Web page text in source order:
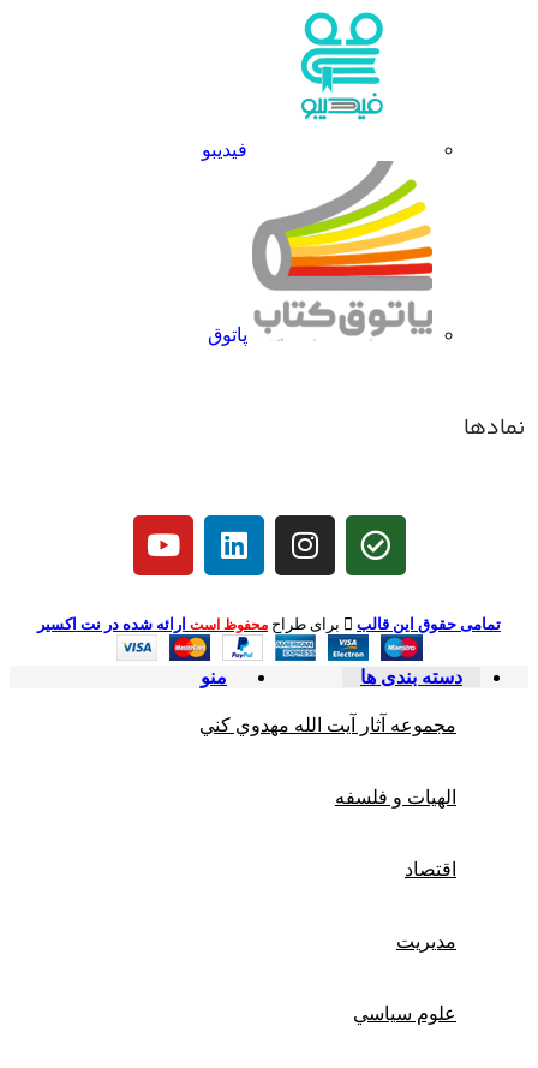
فیدیبو
پاتوق
نمادها
تمامی حقوق این قالب برای طراح محفوظ است ارائه شده در نت اکسیر
منو دسته بندی ها
مجموعه آثار آيت الله مهدوي كني
الهیات و فلسفه
اقتصاد
مديريت
علوم سياسي